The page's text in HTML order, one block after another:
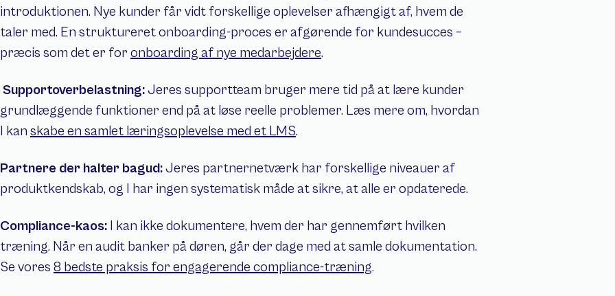
introduktionen. Nye kunder får vidt forskellige oplevelser afhængigt af, hvem de
taler med. En struktureret onboarding-proces er afgørende for kundesucces –
præcis som det er for onboarding af nye medarbejdere.
Supportoverbelastning: Jeres supportteam bruger mere tid på at lære kunder
grundlæggende funktioner end på at løse reelle problemer. Læs mere om, hvordan
I kan skabe en samlet læringsoplevelse med et LMS.
Partnere der halter bagud: Jeres partnernetværk har forskellige niveauer af
produktkendskab, og I har ingen systematisk måde at sikre, at alle er opdaterede.
Compliance-kaos: I kan ikke dokumentere, hvem der har gennemført hvilken
træning. Når en audit banker på døren, går der dage med at samle dokumentation.
Se vores 8 bedste praksis for engagerende compliance-træning.